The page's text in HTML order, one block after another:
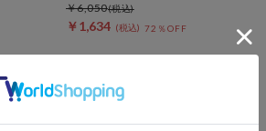
￥1,634 72％OFF
￥6,050